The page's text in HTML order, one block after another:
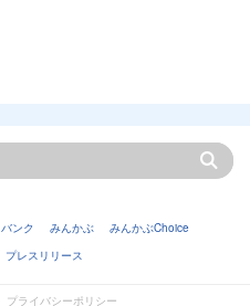
バンク みんかぶ
みんかぶChoice
プレスリリース
プライバシーポリシー